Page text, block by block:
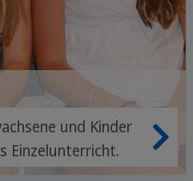
und Kinder
Einzelunterricht.